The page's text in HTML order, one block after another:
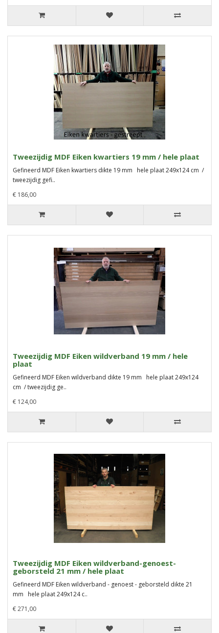
Tweezijdig MDF Eiken kwartiers 19 mm / hele plaat
Gefineerd MDF Eiken kwartiers dikte 19 mm hele plaat 249x124 cm /
tweezijdig gefi..
€ 186,00
Tweezijdig MDF Eiken wildverband 19 mm / hele
plaat
Gefineerd MDF Eiken wildverband dikte 19 mm hele plaat 249x124
cm / tweezijdig ge..
€ 124,00
Tweezijdig MDF Eiken wildverband-genoest-
geborsteld 21 mm / hele plaat
Gefineerd MDF Eiken wildverband - genoest - geborsteld dikte 21
mm hele plaat 249x124 c..
€ 271,00